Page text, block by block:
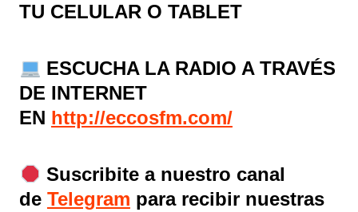
TU CELULAR O TABLET
ESCUCHA LA RADIO A TRAVÉS
DE INTERNET
EN http://eccosfm.com/
Suscribite a nuestro canal
de Telegram para recibir nuestras